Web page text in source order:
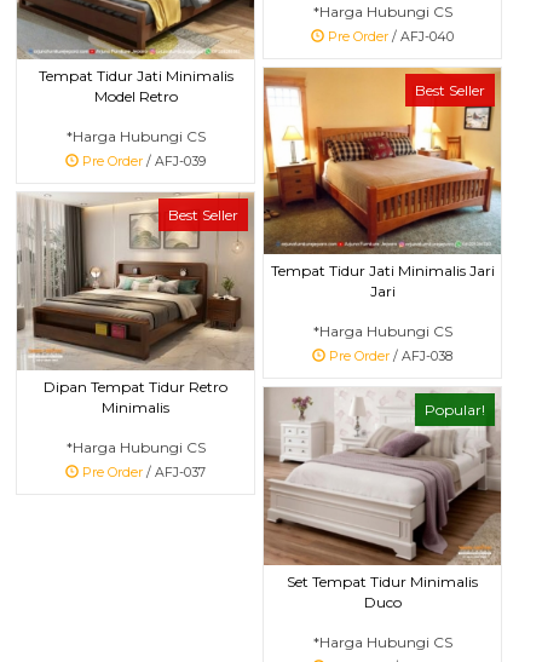
*Harga Hubungi CS
Pre Order / AFJ-040
Tempat Tidur Jati Minimalis
Model Retro
*Harga Hubungi CS
Pre Order / AFJ-039
Best Seller
Tempat Tidur Jati Minimalis Jari
Jari
*Harga Hubungi CS
Pre Order / AFJ-038
Best Seller
Dipan Tempat Tidur Retro
Minimalis
*Harga Hubungi CS
Pre Order / AFJ-037
Popular!
Set Tempat Tidur Minimalis
Duco
*Harga Hubungi CS